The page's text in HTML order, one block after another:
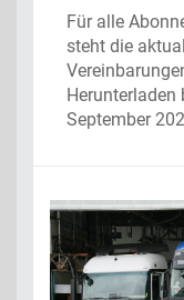
Für alle
steht die
Herunterladen
September